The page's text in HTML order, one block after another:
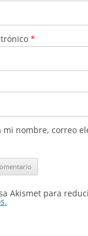
*
mi nombre, correo
Akismet para